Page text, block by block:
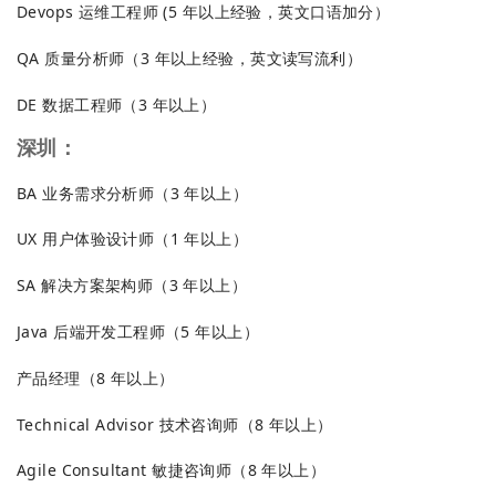
Devops 运维工程师 (5 年以上经验，英文口语加分）
QA 质量分析师（3 年以上经验，英文读写流利）
DE 数据工程师（3 年以上）
深圳：
BA 业务需求分析师（3 年以上）
UX 用户体验设计师（1 年以上）
SA 解决方案架构师（3 年以上）
Java 后端开发工程师（5 年以上）
产品经理（8 年以上）
Technical Advisor 技术咨询师（8 年以上）
Agile Consultant 敏捷咨询师（8 年以上）